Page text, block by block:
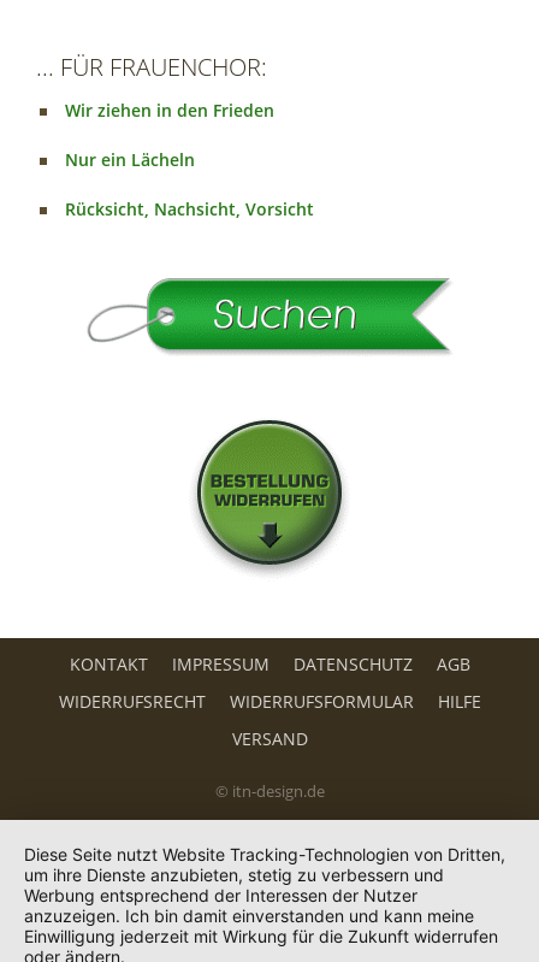
... FÜR FRAUENCHOR:
Wir ziehen in den Frieden
Nur ein Lächeln
Rücksicht, Nachsicht, Vorsicht
KONTAKT IMPRESSUM DATENSCHUTZ
AGB
WIDERRUFSRECHT
WIDERRUFSFORMULAR
HILFE
VERSAND
© itn-design.de
Diese Seite nutzt Website Tracking-Technologien von Dritten,
um ihre Dienste anzubieten, stetig zu verbessern und
Werbung entsprechend der Interessen der Nutzer
anzuzeigen. Ich bin damit einverstanden und kann meine
Einwilligung jederzeit mit Wirkung für die Zukunft widerrufen
oder ändern.